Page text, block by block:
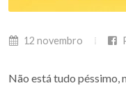
12 novembro
Não está tudo péssimo,